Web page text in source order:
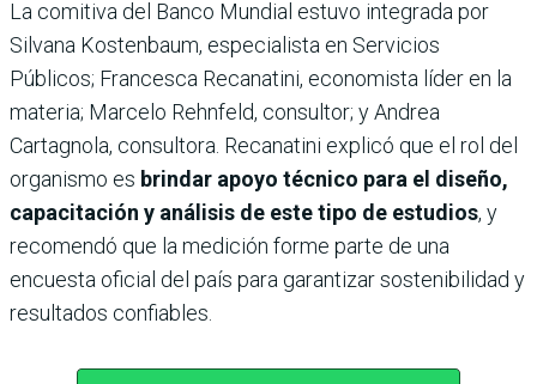
La comitiva del Banco Mundial estuvo integrada por
Silvana Kostenbaum, especialista en Servicios
Públicos; Francesca Recanatini, economista líder en la
materia; Marcelo Rehnfeld, consultor; y Andrea
Cartagnola, consultora. Recanatini explicó que el rol del
organismo es brindar apoyo técnico para el diseño,
capacitación y análisis de este tipo de estudios, y
recomendó que la medición forme parte de una
encuesta oficial del país para garantizar sostenibilidad y
resultados confiables.